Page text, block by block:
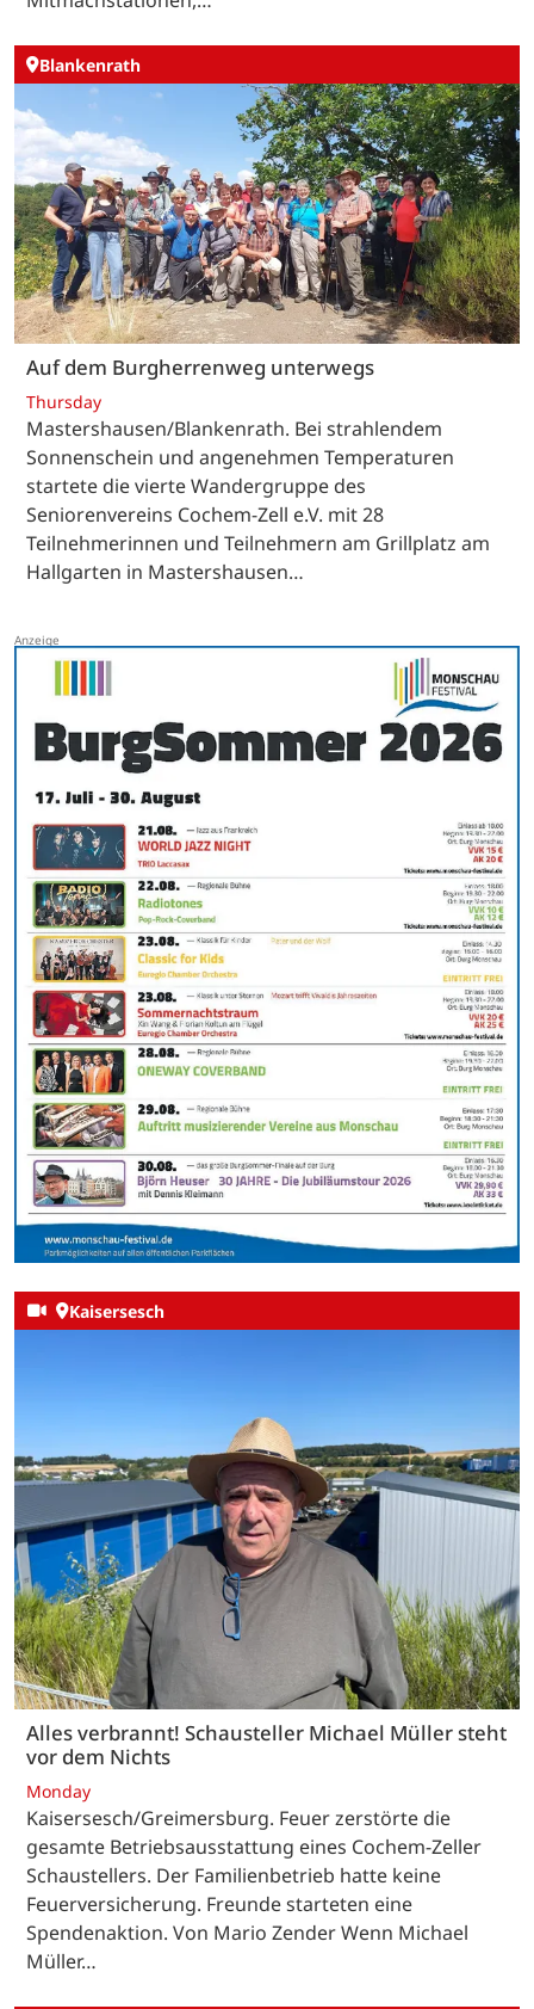
Blankenrath
Auf dem Burgherrenweg unterwegs
Thursday
Mastershausen/Blankenrath. Bei strahlendem
Sonnenschein und angenehmen Temperaturen
startete die vierte Wandergruppe des
Seniorenvereins Cochem-Zell e.V. mit 28
Teilnehmerinnen und Teilnehmern am Grillplatz am
Hallgarten in Mastershausen…
Kaisersesch
Alles verbrannt! Schausteller Michael Müller steht
vor dem Nichts
Monday
Kaisersesch/Greimersburg. Feuer zerstörte die
gesamte Betriebsausstattung eines Cochem-Zeller
Schaustellers. Der Familienbetrieb hatte keine
Feuerversicherung. Freunde starteten eine
Spendenaktion. Von Mario Zender Wenn Michael
Müller…